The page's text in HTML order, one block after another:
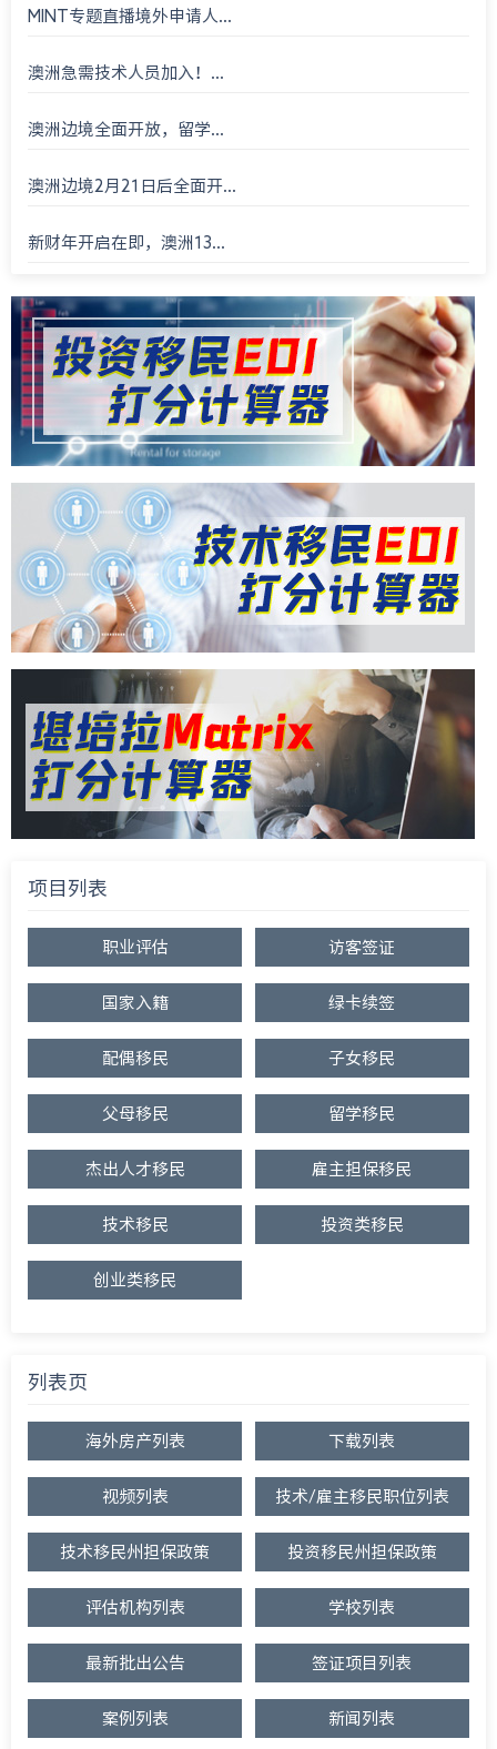
MINT专题直播境外申请人...
澳洲急需技术人员加入！...
澳洲边境全面开放，留学...
澳洲边境2月21日后全面开...
新财年开启在即，澳洲13...
项目列表
职业评估 访客签证
国家入籍 绿卡续签
配偶移民 子女移民
父母移民 留学移民
杰出人才移民 雇主担保移民
技术移民 投资类移民
创业类移民
列表页
海外房产列表 下载列表
视频列表 技术/雇主移民职位列表
技术移民州担保政策 投资移民州担保政策
评估机构列表 学校列表
最新批出公告 签证项目列表
案例列表 新闻列表